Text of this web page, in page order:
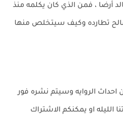
أرضا ، فمن الذي كان يكلمه منذ
تطارده وكيف سيتخلص منها
احداث الروايه وسيتم نشره فور
الليله او يمكنكم الاشتراك